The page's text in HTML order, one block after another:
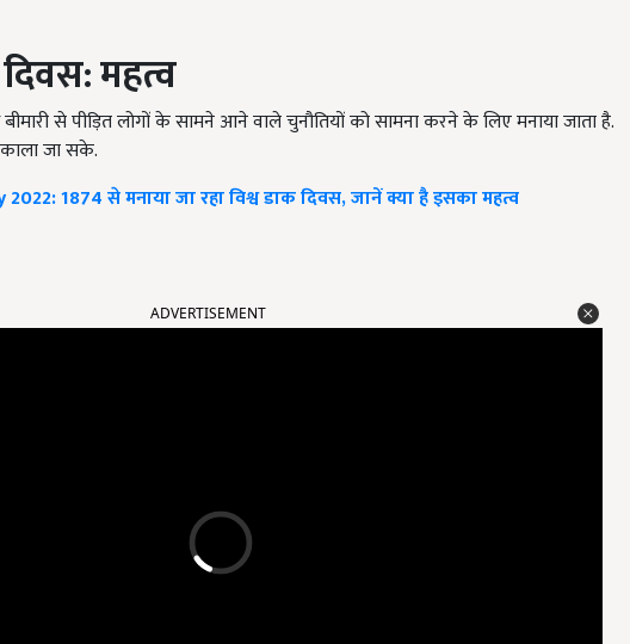
महत्व
से पीड़ित लोगों के सामने आने वाले चुनौतियों को सामना करने के लिए मनाया जाता है.
जा सके.
1874 से मनाया जा रहा विश्व डाक दिवस, जानें क्या है इसका महत्व